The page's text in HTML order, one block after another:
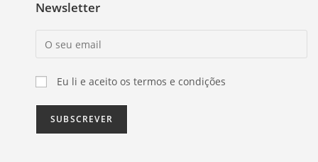
Newsletter
Eu li e aceito os termos e condições